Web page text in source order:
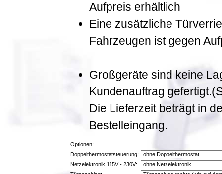
Aufpreis erhältlich
Eine zusätzliche
Fahrzeugen ist gegen
Großgeräte sind keine
Kundenauftrag
Die Lieferzeit beträgt in
Bestelleingang.
Optionen:
Doppelthermostatsteuerung:
Netzelektronik 115V - 230V: